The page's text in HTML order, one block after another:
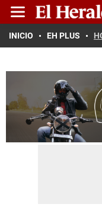
INICIO EH PLUS